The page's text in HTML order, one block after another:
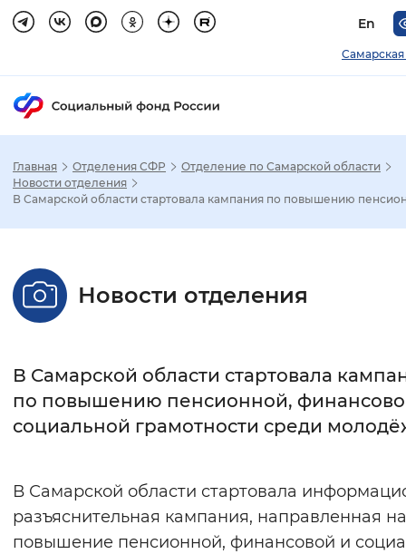
En
Самарская
Настройка режима отображения
Стандартный Увеличенный
С засечками
Интервал между буквами
Цвет сайта
Главная Отделения СФР
Отделение по Самарской области
Новости отделения
В Самарской области стартовала кампания по повышению
Новости отделения
В Самарской области стартовала
по повышению пенсионной,
социальной грамотности среди
В Самарской области стартовала
разъяснительная кампания, направленная на
повышение пенсионной, финансовой и